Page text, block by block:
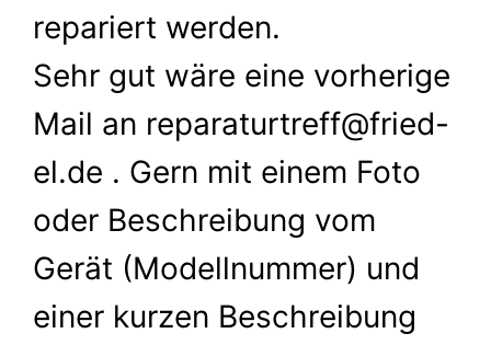
repariert werden.
Sehr gut wäre eine vorherige
Mail an reparaturtreff@fried-
el.de . Gern mit einem Foto
oder Beschreibung vom
Gerät (Modellnummer) und
einer kurzen Beschreibung